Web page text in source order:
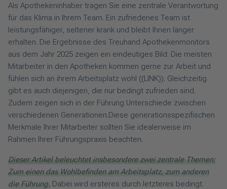
Als Apothekeninhaber tragen Sie eine zentrale Verantwortung
für das Klima in Ihrem Team. Ein zufriedenes Team ist
leistungsfähiger, seltener krank und bleibt Ihnen länger
erhalten. Die Ergebnisse des Treuhand Apothekenmonitors
aus dem Jahr 2025 zeigen ein eindeutiges Bild: Die meisten
Mitarbeiter in den Apotheken kommen gerne zur Arbeit und
fühlen sich an ihrem Arbeitsplatz wohl ((LINK)). Gleichzeitig
gibt es auch diejenigen, die nur bedingt zufrieden sind.
Zudem zeigen sich in der Führung Unterschiede zwischen
verschiedenen Generationen.Diese generationsspezifischen
Merkmale Ihrer Mitarbeiter sollten Sie idealerweise im
Rahmen Ihrer Führungspraxis beachten.
Dieser Artikel beleuchtet insbesondere zwei zentrale Themen:
Zum einen das Wohlbefinden am Arbeitsplatz, zum anderen
die Führung. Dabei wird ersteres durch letzteres bedingt.